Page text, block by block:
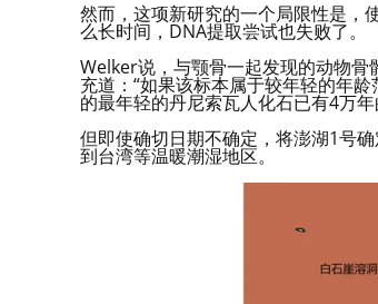
然而，这项新研究的一个局限性是，
么长时间，DNA提取尝试也失败了。
Welker说，与颚骨一起发现的动物
充道：“如果该标本属于较年轻的年
的最年轻的丹尼索瓦人化石已有4万年
但即使确切日期不确定，将澎湖1号
到台湾等温暖潮湿地区。